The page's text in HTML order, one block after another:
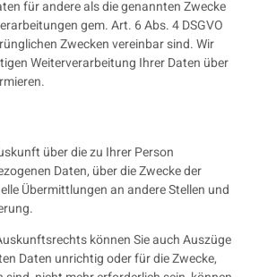
für andere als die genannten Zwecke
gem. Art. 6 Abs. 4 DSGVO
Zwecken vereinbar sind. Wir
Weiterverarbeitung Ihrer Daten über
über die zu Ihrer Person
Daten, über die Zwecke der
Übermittlungen an andere Stellen und
können Sie auch Auszüge
Daten unrichtig oder für die Zwecke,